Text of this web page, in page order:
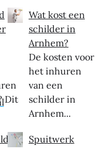
Dit
Wat kost een
schilder in
Arnhem?
De kosten voor
het inhuren
van een
schilder in
Arnhem...
Spuitwerk